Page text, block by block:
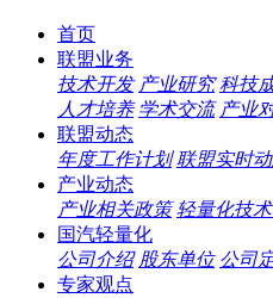
首页
联盟业务
技术开发 产业研究 科技
人才培养 学术交流 产业
联盟动态
年度工作计划 联盟实时
产业动态
产业相关政策 轻量化技
国汽轻量化
公司介绍 股东单位 公司
专家观点